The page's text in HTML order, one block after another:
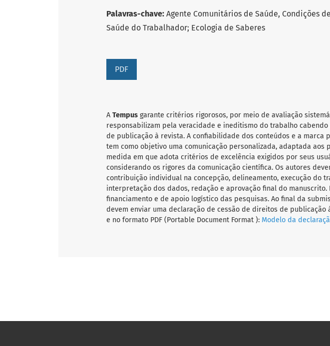
Palavras-chave: Agente Comunitários de Saúde, Condições
Saúde do Trabalhador; Ecologia de Saberes
PDF
A Tempus garante critérios rigorosos, por meio de avaliação
responsabilizam pela veracidade e ineditismo do trabalho
de publicação à revista. A confiabilidade dos conteúdos e a marca
tem como objetivo uma comunicação personalizada, adaptada aos
medida em que adota critérios de excelência exigidos por seus
considerando os rigores da comunicação científica. Os autores
contribuição individual na concepção, delineamento, execução do
interpretação dos dados, redação e aprovação final do manuscrito.
financiamento e de apoio logístico das pesquisas. Ao final da
devem enviar uma declaração de cessão de direitos de publicação
e no formato PDF (Portable Document Format ): Modelo da